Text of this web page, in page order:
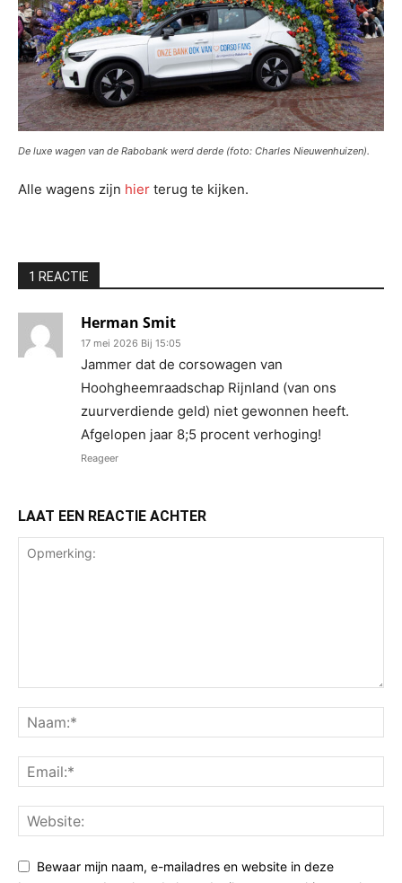
De luxe wagen van de Rabobank werd derde (foto: Charles Nieuwenhuizen).
Alle wagens zijn hier terug te kijken.
1 REACTIE
Herman Smit
17 mei 2026 Bij 15:05
Jammer dat de corsowagen van
Hoohgheemraadschap Rijnland (van ons
zuurverdiende geld) niet gewonnen heeft.
Afgelopen jaar 8;5 procent verhoging!
Reageer
LAAT EEN REACTIE ACHTER
Bewaar mijn naam, e-mailadres en website in deze